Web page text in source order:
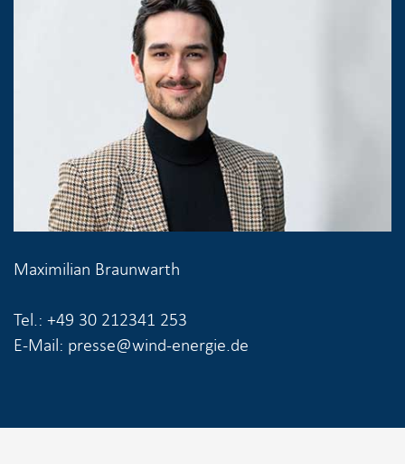
Maximilian Braunwarth
Tel.: +49 30 212341 253
E-Mail: presse@wind-energie.de